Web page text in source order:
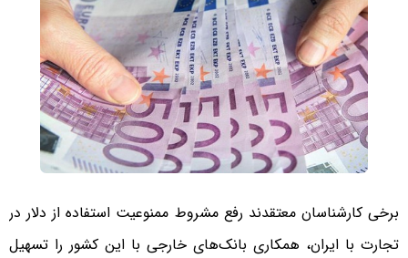
برخی کارشناسان معتقدند رفع مشروط ممنوعیت استفاده از دلار در
تجارت با ایران، همکاری بانک‌های خارجی با این کشور را تسهیل